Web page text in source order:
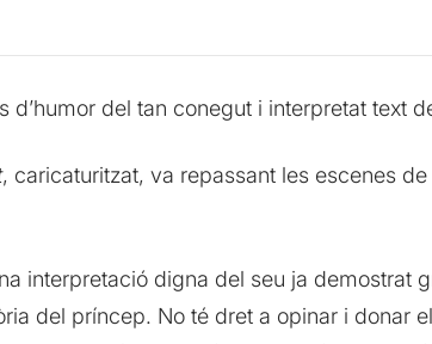
del tan conegut i interpretat text
, caricaturitzat, va repassant les escenes de
interpretació digna del seu ja demostrat
del príncep. No té dret a opinar i donar